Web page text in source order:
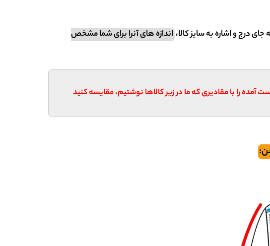
جای درج و اشاره به سایز کالا، اندازه های آنرا برای شما مشخص
را با مقادیری که ما در زیر کالاها نوشتیم، مقایسه کنید